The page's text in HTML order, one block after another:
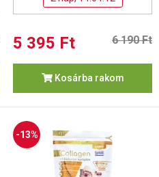
5 395 Ft 6 190 Ft
Kosárba rakom
-13%